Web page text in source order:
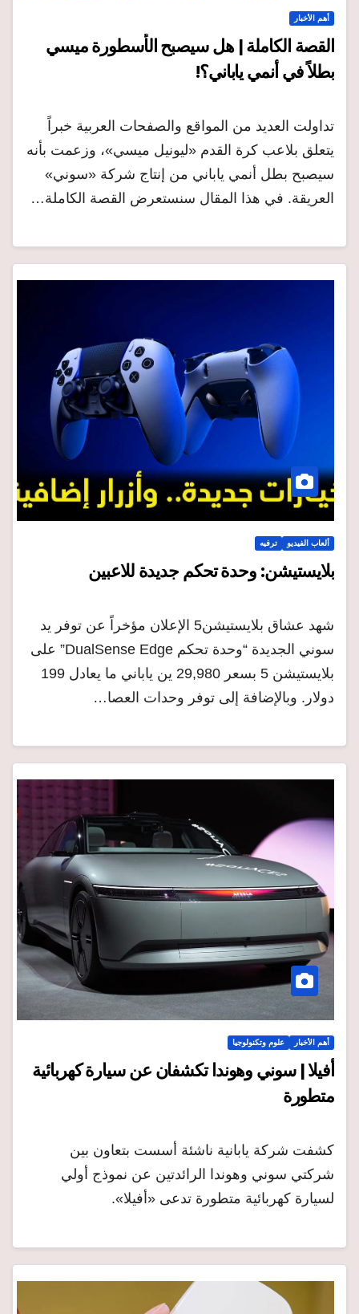
أهم الأخبار
القصة الكاملة | هل سيصبح الأسطورة ميسي
بطلاً في أنمي ياباني؟!
تداولت العديد من المواقع والصفحات العربية خبراً
يتعلق بلاعب كرة القدم «ليونيل ميسي»، وزعمت بأنه
سيصبح بطل أنمي ياباني من إنتاج شركة «سوني»
العريقة. في هذا المقال سنستعرض القصة الكاملة…
ألعاب الفيديو ترفيه
بلايستيشن: وحدة تحكم جديدة للاعبين
شهد عشاق بلايستيشن5 الإعلان مؤخراً عن توفر يد
سوني الجديدة “وحدة تحكم DualSense Edge” على
بلايستيشن 5 بسعر 29,980 ين ياباني ما يعادل 199
دولار. وبالإضافة إلى توفر وحدات العصا…
أهم الأخبار علوم وتكنولوجيا
أفيلا | سوني وهوندا تكشفان عن سيارة كهربائية
متطورة
كشفت شركة يابانية ناشئة أسست بتعاون بين
شركتي سوني وهوندا الرائدتين عن نموذج أولي
لسيارة كهربائية متطورة تدعى «أفيلا».